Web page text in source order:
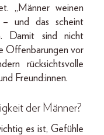
„Männer weinen
– und das scheint
Damit sind nicht
Offenbarungen vor
rücksichtsvolle
Freund:innen.
der Männer?
es ist, Gefühle